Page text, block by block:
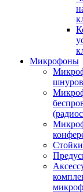
Микрофоны